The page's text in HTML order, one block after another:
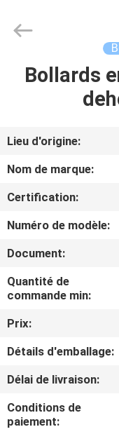
PRODUITS
À
PROPOS
DE
NOUS
VISITE
DE
L'USINE
Sunrise
Foundry
Reserved.Bollards
Lieu d'origine:
Nom de marque:
Certification:
Numéro de modèle:
Document:
Quantité de
commande min:
Prix:
Détails d'emballage:
Délai de livraison:
Conditions de
paiement: